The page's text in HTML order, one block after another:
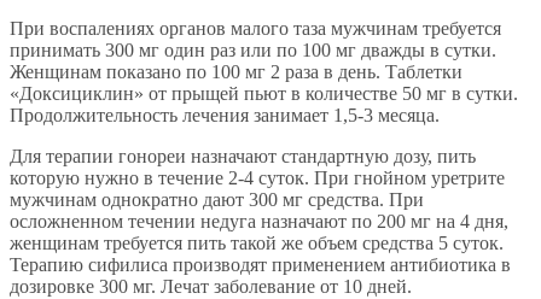
При воспалениях органов малого таза мужчинам требуется
принимать 300 мг один раз или по 100 мг дважды в сутки.
Женщинам показано по 100 мг 2 раза в день. Таблетки
«Доксициклин» от прыщей пьют в количестве 50 мг в сутки.
Продолжительность лечения занимает 1,5-3 месяца.
Для терапии гонореи назначают стандартную дозу, пить
которую нужно в течение 2-4 суток. При гнойном уретрите
мужчинам однократно дают 300 мг средства. При
осложненном течении недуга назначают по 200 мг на 4 дня,
женщинам требуется пить такой же объем средства 5 суток.
Терапию сифилиса производят применением антибиотика в
дозировке 300 мг. Лечат заболевание от 10 дней.